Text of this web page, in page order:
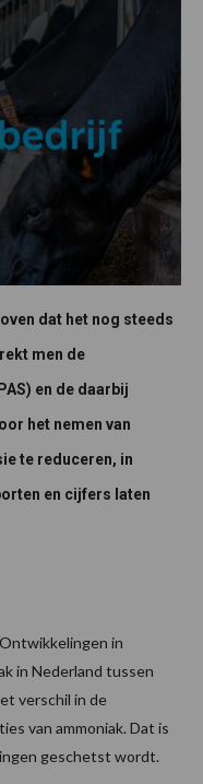
dat het nog steeds
men de
en de daarbij
het nemen van
te reduceren, in
en cijfers laten
in
in Nederland tussen
verschil in de
van ammoniak. Dat is
geschetst wordt.